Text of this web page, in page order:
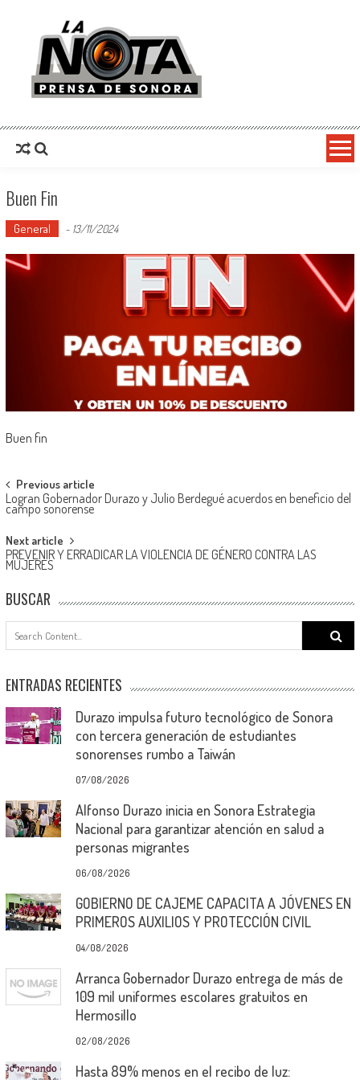
La Nota Prensa De Sonora
Buen Fin
General - 13/11/2024
Buen fin
Post
navigation
Previous article
Logran Gobernador Durazo y Julio Berdegué acuerdos en beneficio del
campo sonorense
Next article
PREVENIR Y ERRADICAR LA VIOLENCIA DE GÉNERO CONTRA LAS
MUJERES
BUSCAR
Search
ENTRADAS RECIENTES
Durazo impulsa futuro tecnológico de Sonora
con tercera generación de estudiantes
sonorenses rumbo a Taiwán
07/08/2026
Alfonso Durazo inicia en Sonora Estrategia
Nacional para garantizar atención en salud a
personas migrantes
06/08/2026
GOBIERNO DE CAJEME CAPACITA A JÓVENES EN
PRIMEROS AUXILIOS Y PROTECCIÓN CIVIL
04/08/2026
Arranca Gobernador Durazo entrega de más de
109 mil uniformes escolares gratuitos en
Hermosillo
02/08/2026
Hasta 89% menos en el recibo de luz: